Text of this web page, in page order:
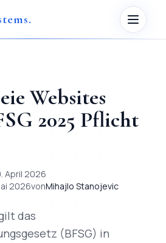
.
Websites
2025 Pflicht
April 2026
2026vonMihajlo Stanojevic
das
(BFSG) in